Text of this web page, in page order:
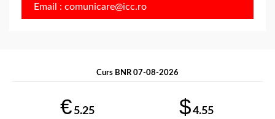
Email : comunicare@icc.ro
Curs BNR 07-08-2026
€ 5.25 $4.55